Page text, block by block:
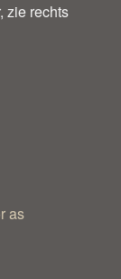
zie rechts
as